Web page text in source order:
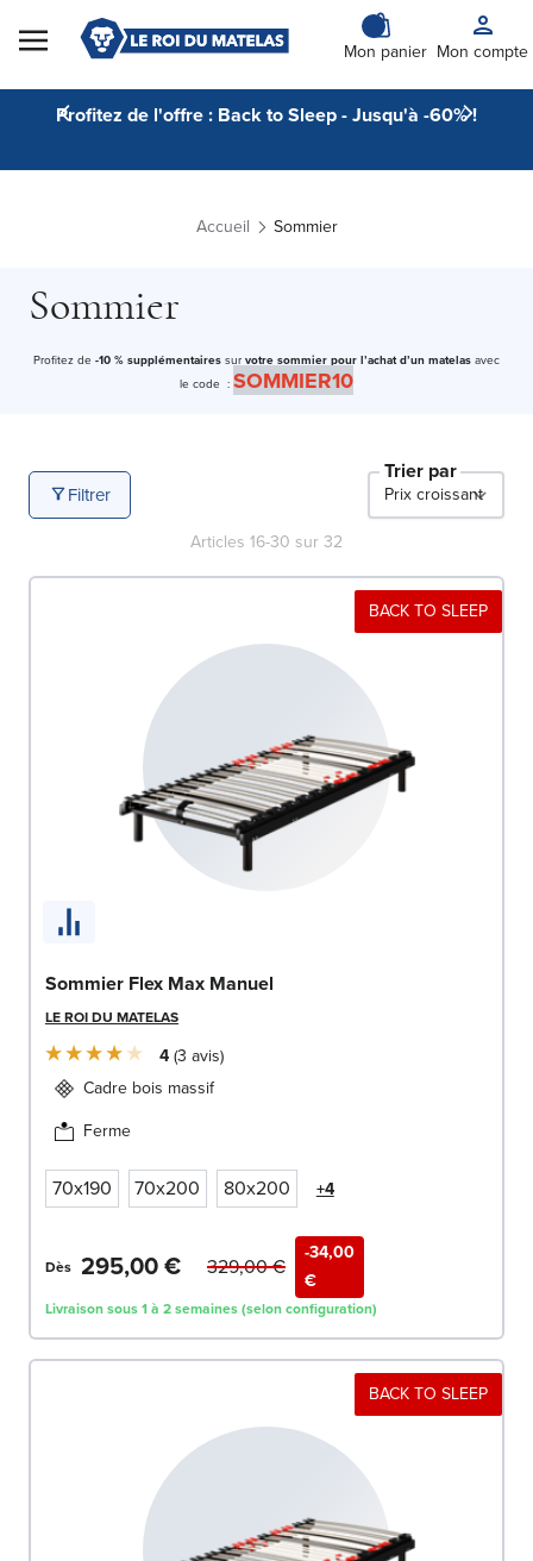
Skip to Content
Mon panier Mon compte
Profitez de l'offre : Back to Sleep - Jusqu'à -60% !
Accueil Sommier
Sommier
Profitez de -10 % supplémentaires sur votre sommier pour l’achat d’un matelas avec
le code : SOMMIER10
Filtrer
Trier par
Articles 16-30 sur32
BACK TO SLEEP
Sommier Flex Max Manuel
LE ROI DU MATELAS
4 3 avis
Cadre bois massif
Ferme
70x190 70x200 80x200 +4
Dès 295,00 €
-34,00
€
329,00 €
Livraison sous 1 à 2 semaines (selon configuration)
BACK TO SLEEP